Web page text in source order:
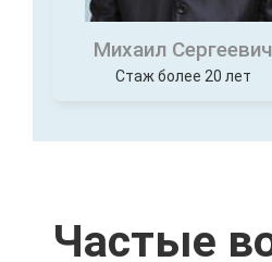
Михаил Сергеевич
Стаж более 20 лет
Частые